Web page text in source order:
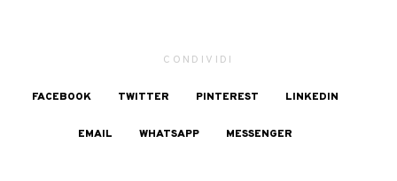
CONDIVIDI
FACEBOOK TWITTER PINTEREST LINKEDIN
EMAIL WHATSAPP MESSENGER